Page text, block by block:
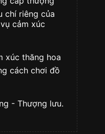
chí riêng của
cảm xúc
xúc thăng hoa
cách chơi đồ
- Thượng lưu.